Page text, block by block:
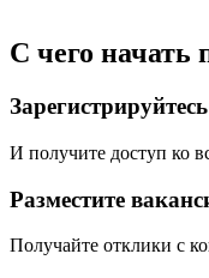
С чего начать
Зарегистрируйтесь
И получите доступ ко
Разместите
Получайте отклики с